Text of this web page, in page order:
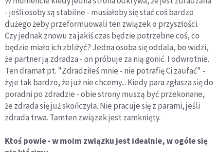
- jeśli osoby są stabilne - musiałoby się stać coś bardzo
dużego żeby przeformuowali ten związek o przyszłości.
Czy jednak znowu za jakiś czas będzie potrzebne coś, co
będzie miało ich zbliżyć? Jedna osoba się oddala, bo widzi,
że partner ją zdradza - on próbuje za nią gonić. I odwrotnie.
Ten dramat pt. "Zdradziłeś mnie - nie potrafię Ci zaufać" -
żyje tak bardzo, że już nie chcemy... Kiedy para zgłasza się do
poradni po zdradzie - obie strony muszą być przekonane,
że zdrada się już skończyła. Nie pracuje się z parami, jeśli
zdrada trwa. Tamten związek jest zamknięty.
Ktoś powie - w moim związku jest idealnie, w ogóle się